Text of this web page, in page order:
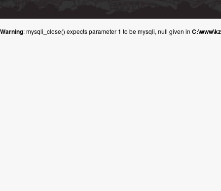
Warning: mysqli_close() expects parameter 1 to be mysqli, null given in